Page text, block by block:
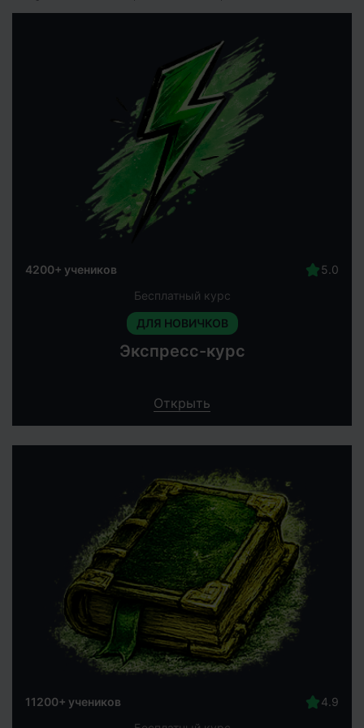
4200+ учеников
Бесплатный курс
ДЛЯ НОВИЧКОВ
Экспресс-курс
Открыть
11200+ учеников